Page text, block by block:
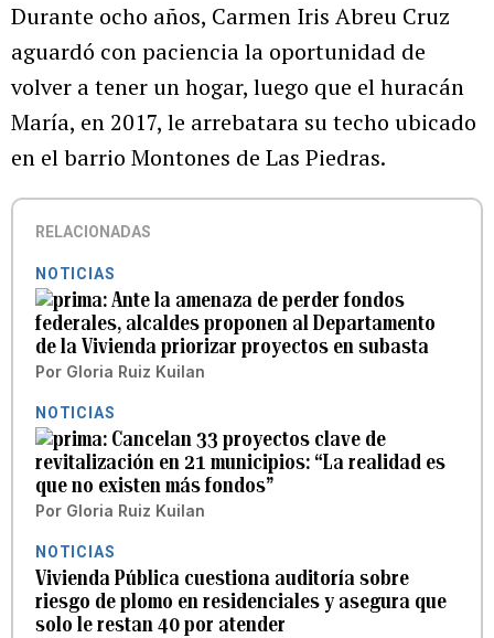
Durante ocho años, Carmen Iris Abreu Cruz
aguardó con paciencia la oportunidad de
volver a tener un hogar, luego que el huracán
María, en 2017, le arrebatara su techo ubicado
en el barrio Montones de Las Piedras.
RELACIONADAS
NOTICIAS
Ante la amenaza de perder fondos
federales, alcaldes proponen al Departamento
de la Vivienda priorizar proyectos en subasta
Por Gloria Ruiz Kuilan
NOTICIAS
Cancelan 33 proyectos clave de
revitalización en 21 municipios: “La realidad es
que no existen más fondos”
Por Gloria Ruiz Kuilan
NOTICIAS
Vivienda Pública cuestiona auditoría sobre
riesgo de plomo en residenciales y asegura que
solo le restan 40 por atender